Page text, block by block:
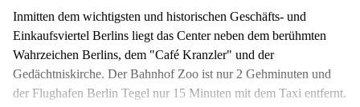
Inmitten dem wichtigsten und historischen Geschäfts- und
Einkaufsviertel Berlins liegt das Center neben dem berühmten
Wahrzeichen Berlins, dem "Café Kranzler" und der
Gedächtniskirche. Der Bahnhof Zoo ist nur 2 Gehminuten und
der Flughafen Berlin Tegel nur 15 Minuten mit dem Taxi entfernt.